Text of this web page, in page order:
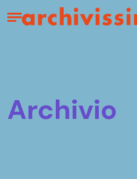
Home page
Apri il menu
archivio